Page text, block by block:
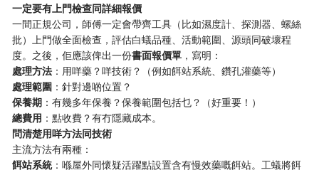
一定要有上門檢查同詳細報價
一間正規公司，師傅一定會帶齊工具（比如濕度計、探測器、螺絲
批）上門做全面檢查，評估白蟻品種、活動範圍、源頭同破壞程
度。之後，佢應該俾出一份書面報價單 ，寫明：
處理方法 ：用咩藥？咩技術？（例如餌站系統、鑽孔灌藥等）
處理範圍 ：針對邊啲位置？
保養期 ：有幾多年保養？保養範圍包括乜？（好重要！）
總費用 ：點收費？有冇隱藏成本。
問清楚用咩方法同技術
主流方法有兩種：
餌站系統：喺屋外同懷疑活躍點設置含有慢效藥嘅餌站。工蟻將餌